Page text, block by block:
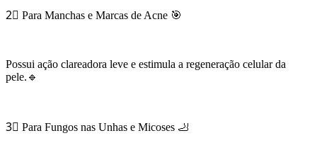
2⃣ Para Manchas e Marcas de Acne 🎯
Possui ação clareadora leve e estimula a regeneração celular da
pele.🔹
3⃣ Para Fungos nas Unhas e Micoses 🦶